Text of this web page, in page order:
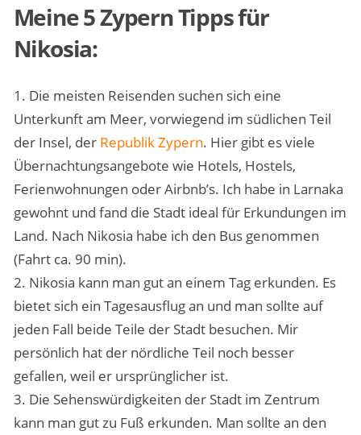
Meine 5 Zypern Tipps für
Nikosia:
1. Die meisten Reisenden suchen sich eine
Unterkunft am Meer, vorwiegend im südlichen Teil
der Insel, der Republik Zypern. Hier gibt es viele
Übernachtungsangebote wie Hotels, Hostels,
Ferienwohnungen oder Airbnb’s. Ich habe in Larnaka
gewohnt und fand die Stadt ideal für Erkundungen im
Land. Nach Nikosia habe ich den Bus genommen
(Fahrt ca. 90 min).
2. Nikosia kann man gut an einem Tag erkunden. Es
bietet sich ein Tagesausflug an und man sollte auf
jeden Fall beide Teile der Stadt besuchen. Mir
persönlich hat der nördliche Teil noch besser
gefallen, weil er ursprünglicher ist.
3. Die Sehenswürdigkeiten der Stadt im Zentrum
kann man gut zu Fuß erkunden. Man sollte an den